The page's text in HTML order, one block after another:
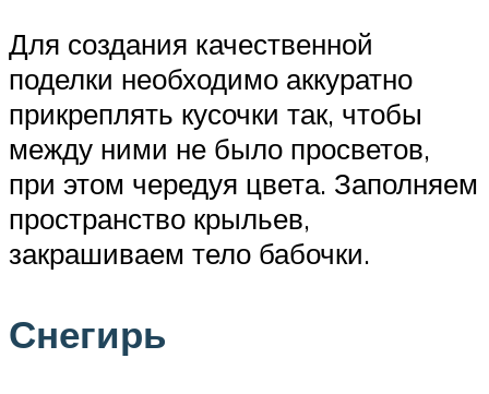
Для создания качественной
поделки необходимо аккуратно
прикреплять кусочки так, чтобы
между ними не было просветов,
при этом чередуя цвета. Заполняем
пространство крыльев,
закрашиваем тело бабочки.
Снегирь